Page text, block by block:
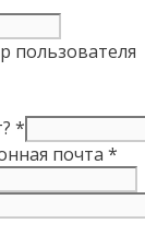
пользователя
*
почта *